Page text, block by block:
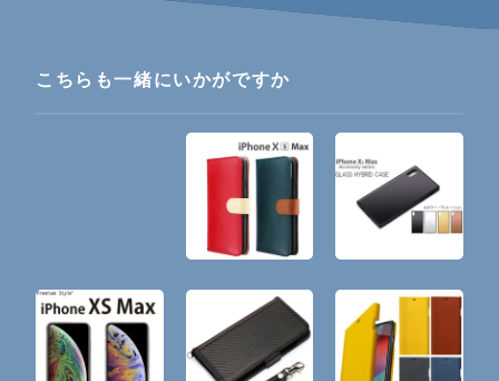
こちらも一緒にいかがですか